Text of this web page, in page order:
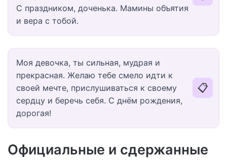
С праздником, доченька. Мамины объятия
и вера с тобой.
Моя девочка, ты сильная, мудрая и
прекрасная. Желаю тебе смело идти к
своей мечте, прислушиваться к своему
сердцу и беречь себя. С днём рождения,
дорогая!
📋
Официальные и сдержанные